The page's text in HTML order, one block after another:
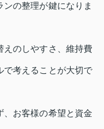
の整理が鍵になりま
えのしやすさ、維持費
で考えることが大切で
、お客様の希望と資金